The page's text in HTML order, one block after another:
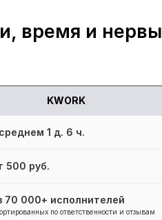
время и нервы
KWORK
1 д. 6 ч.
500 руб.
70 000+ исполнителей
по ответственности и отзывам